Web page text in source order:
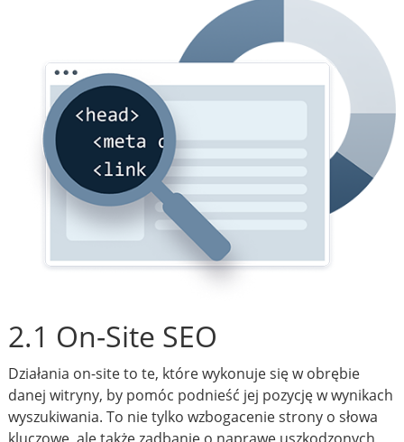
2.1 On-Site SEO
Działania on-site to te, które wykonuje się w obrębie
danej witryny, by pomóc podnieść jej pozycję w wynikach
wyszukiwania. To nie tylko wzbogacenie strony o słowa
kluczowe, ale także zadbanie o naprawę uszkodzonych